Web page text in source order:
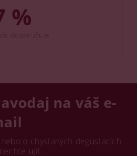
%
na váš e-
o chystaných degustacích.
ujít.